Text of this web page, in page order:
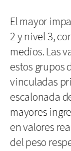
El mayor
2 y nivel 3,
medios. Las
estos grupos
vinculadas
escalonada
mayores
en valores
del peso